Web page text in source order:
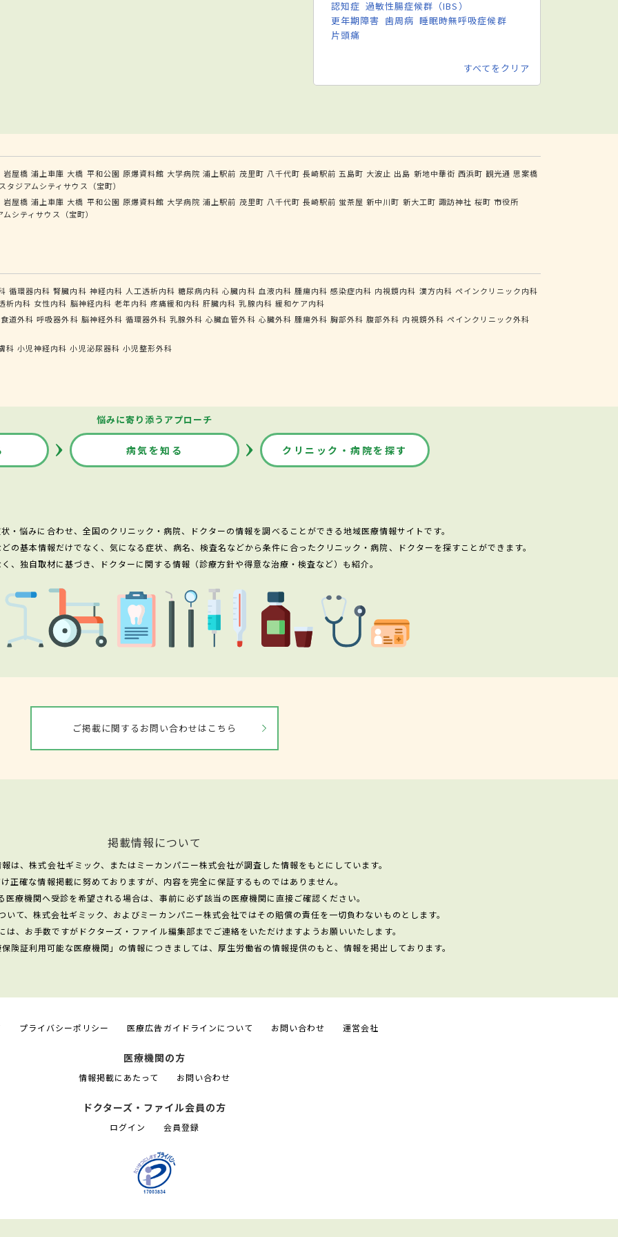
認知症 過敏性腸症候群（IBS）
更年期障害 歯周病 睡眠時無呼吸症候群
片頭痛
すべてをクリア
岩屋橋 浦上車庫 大橋 平和公園 原爆資料館 大学病院 浦上駅前 茂里町 八千代町 長崎駅前 五島町 大波止 出島 新地中華街 西浜町 観光通 思案橋
タジアムシティサウス（宝町）
岩屋橋 浦上車庫 大橋 平和公園 原爆資料館 大学病院 浦上駅前 茂里町 八千代町 長崎駅前 蛍茶屋 新中川町 新大工町 諏訪神社 桜町 市役所
シティサウス（宝町）
循環器内科 腎臓内科 神経内科 人工透析内科 糖尿病内科 心臓内科 血液内科 腫瘍内科 感染症内科 内視鏡内科 漢方内科 ペインクリニック内科
析内科 女性内科 脳神経内科 老年内科 疼痛緩和内科 肝臓内科 乳腺内科 緩和ケア内科
道外科 呼吸器外科 脳神経外科 循環器外科 乳腺外科 心臓血管外科 心臓外科 腫瘍外科 胸部外科 腹部外科 内視鏡外科 ペインクリニック外科
科 小児神経内科 小児泌尿器科 小児整形外科
悩みに寄り添うアプローチ
病気を知る クリニック・病院を探す
・悩みに合わせ、全国のクリニック・病院、ドクターの情報を調べることができる地域医療情報サイトです。
の基本情報だけでなく、気になる症状、病名、検査名などから条件に合ったクリニック・病院、ドクターを探すことができます。
、独自取材に基づき、ドクターに関する情報（診療方針や得意な治療・検査など）も紹介。
ご掲載に関するお問い合わせはこちら
掲載情報について
は、株式会社ギミック、またはミーカンパニー株式会社が調査した情報をもとにしています。
正確な情報掲載に努めておりますが、内容を完全に保証するものではありません。
医療機関へ受診を希望される場合は、事前に必ず該当の医療機関に直接ご確認ください。
いて、株式会社ギミック、およびミーカンパニー株式会社ではその賠償の責任を一切負わないものとします。
は、お手数ですがドクターズ・ファイル編集部までご連絡をいただけますようお願いいたします。
険証利用可能な医療機関」の情報につきましては、厚生労働省の情報提供のもと、情報を掲出しております。
プライバシーポリシー 医療広告ガイドラインについて お問い合わせ 運営会社
医療機関の方
情報掲載にあたって お問い合わせ
ドクターズ・ファイル会員の方
ログイン 会員登録